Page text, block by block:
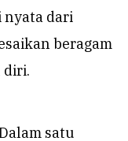
nyata dari
beragam
diri.
satu